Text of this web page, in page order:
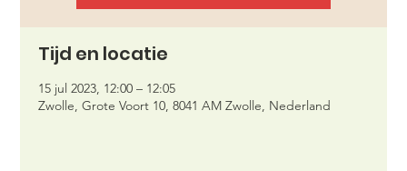
Tijd en locatie
15 jul 2023, 12:00 – 12:05
Zwolle, Grote Voort 10, 8041 AM Zwolle, Nederland